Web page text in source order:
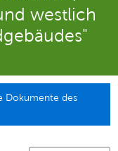
westlich
Dokumente des